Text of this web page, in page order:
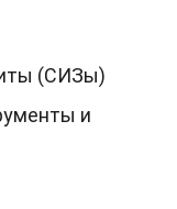
(СИЗы)
и